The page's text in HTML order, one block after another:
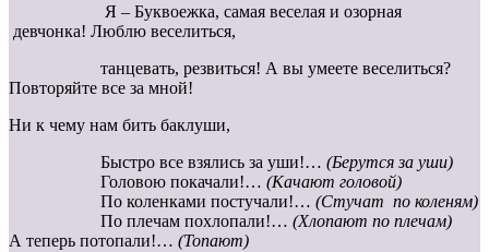
Я – Буквоежка, самая веселая и озорная
девчонка! Люблю веселиться,
танцевать, резвиться! А вы умеете веселиться?
Повторяйте все за мной!
Ни к чему нам бить баклуши,
Быстро все взялись за уши!… (Берутся за уши)
Головою покачали!… (Качают головой)
По коленками постучали!… (Стучат по коленям)
По плечам похлопали!… (Хлопают по плечам)
А теперь потопали!… (Топают)